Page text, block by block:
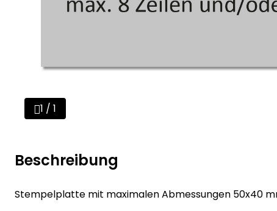
1 / 1
Beschreibung
Stempelplatte mit maximalen Abmessungen 50x40